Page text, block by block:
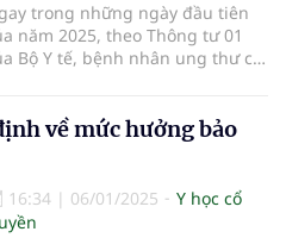
trong những ngày đầu tiên
năm 2025, theo Thông tư 01
Bộ Y tế, bệnh nhân ung thư có
về mức hưởng bảo
16:34 | 06/01/2025
Y học cổ